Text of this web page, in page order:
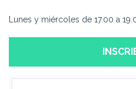
Lunes y miércoles de 17.00 a